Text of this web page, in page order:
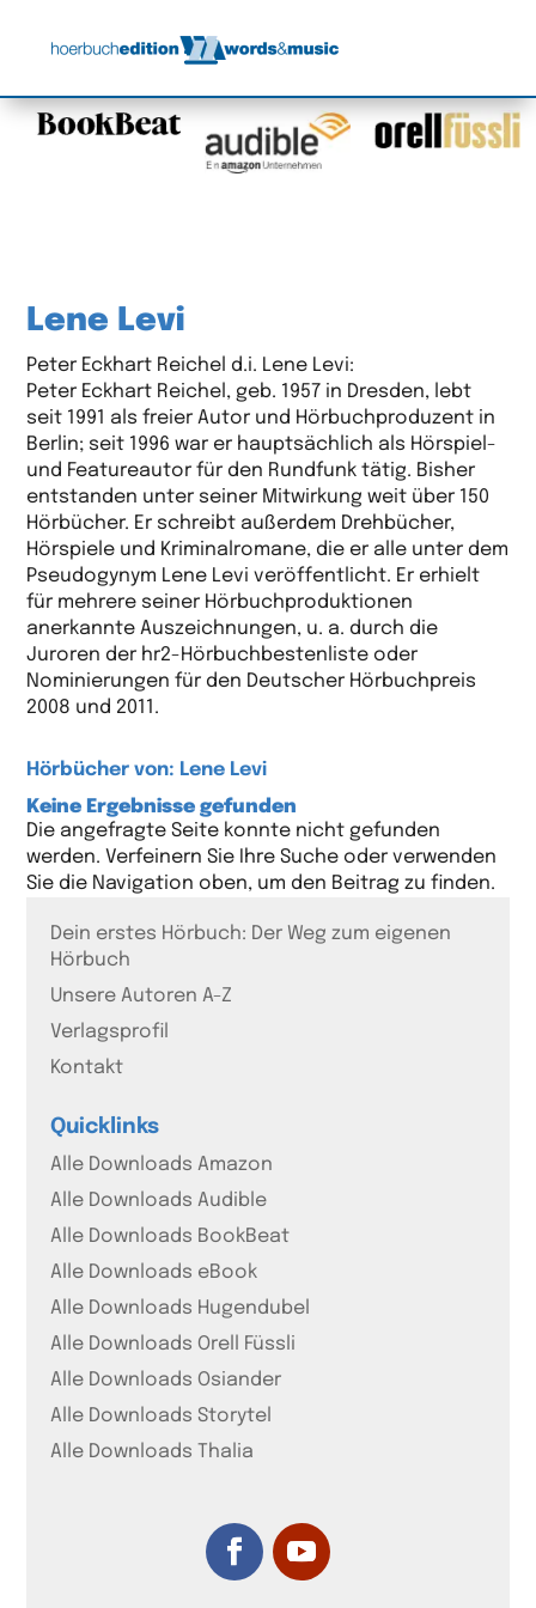
Lene Levi
Peter Eckhart Reichel d.i. Lene Levi:
Peter Eckhart Reichel, geb. 1957 in Dresden, lebt
seit 1991 als freier Autor und Hörbuchproduzent in
Berlin; seit 1996 war er hauptsächlich als Hörspiel-
und Featureautor für den Rundfunk tätig. Bisher
entstanden unter seiner Mitwirkung weit über 150
Hörbücher. Er schreibt außerdem Drehbücher,
Hörspiele und Kriminalromane, die er alle unter dem
Pseudogynym Lene Levi veröffentlicht. Er erhielt
für mehrere seiner Hörbuchproduktionen
anerkannte Auszeichnungen, u. a. durch die
Juroren der hr2-Hörbuchbestenliste oder
Nominierungen für den Deutscher Hörbuchpreis
2008 und 2011.
Hörbücher von: Lene Levi
Keine Ergebnisse gefunden
Die angefragte Seite konnte nicht gefunden
werden. Verfeinern Sie Ihre Suche oder verwenden
Sie die Navigation oben, um den Beitrag zu finden.
Dein erstes Hörbuch: Der Weg zum eigenen
Hörbuch
Unsere Autoren A-Z
Verlagsprofil
Kontakt
Quicklinks
Alle Downloads Amazon
Alle Downloads Audible
Alle Downloads BookBeat
Alle Downloads eBook
Alle Downloads Hugendubel
Alle Downloads Orell Füssli
Alle Downloads Osiander
Alle Downloads Storytel
Alle Downloads Thalia